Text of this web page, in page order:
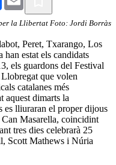
la Llibertat Foto: Jordi Borràs
Peret, Txarango, Los
han estat els candidats
els guardons del Festival
que volen
catalanes més
aquest dimarts la
es lliuraran el proper dijous
Can Masarella, coincidint
tres dies celebrarà 25
Scott Mathews i Núria